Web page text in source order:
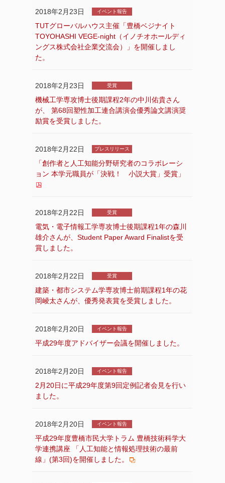
2018年2月23日 イベント報告
TUTグローバルハウス主催「豊橋ベジナイト
TOYOHASHI VEGE-night（イノチオホールディ
ングス株式会社企業交流会）」を開催しまし
た。
2018年2月23日 受賞
機械工学専攻博士後期課程2年の中川佑貴さん
が、 第68回塑性加工連合講演会優秀論文講演奨
励賞を受賞しました。
2018年2月22日 プレスリリース
「創作者と人工知能分野研究者のコラボレーシ
ョン 本学元職員が「決戦！ 小説大賞」受賞」
2018年2月22日 受賞
電気・電子情報工学専攻博士後期課程1年の森川
雄介さんが、Student Paper Award Finalistを受
賞しました。
2018年2月22日 受賞
建築・都市システム学専攻博士前期課程1年の花
岡崚太さんが、優秀発表賞を受賞しました。
2018年2月20日 イベント報告
平成29年度アドバイザー会議を開催しました。
2018年2月20日 イベント報告
2月20日に平成29年度第9回定例記者会見を行い
ました。
2018年2月20日 イベント報告
平成29年度豊橋市民大学トラム 豊橋技術科学大
学連携講座 「人工知能と情報処理技術の最前
線」(第3回)を開催しました。